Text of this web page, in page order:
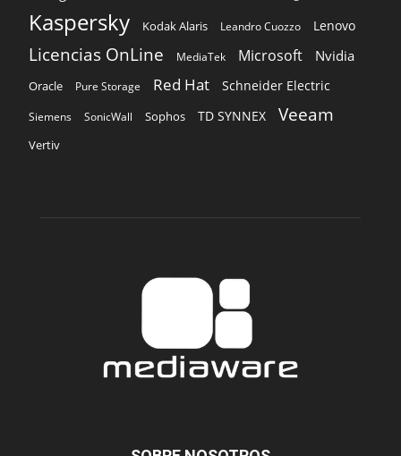
Kaspersky Kodak Alaris Leandro Cuozzo Lenovo
Licencias OnLine MediaTek Microsoft Nvidia
Oracle Pure Storage Red Hat Schneider Electric
Siemens SonicWall Sophos TD SYNNEX Veeam
Vertiv